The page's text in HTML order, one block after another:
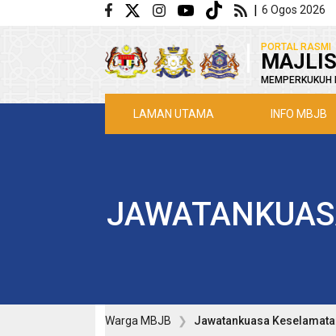
Langkau ke kandungan utama | 6 Ogos 2026
PORTAL RASMI
LAMAN UTAMA INFO MBJB
Warga MBJB Jawatankuasa